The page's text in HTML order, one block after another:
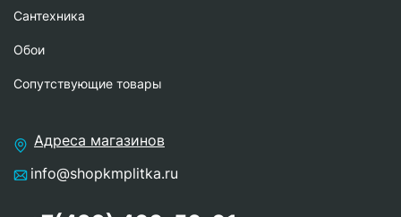
Сантехника
Обои
Сопутствующие товары
Адреса магазинов
info@shopkmplitka.ru